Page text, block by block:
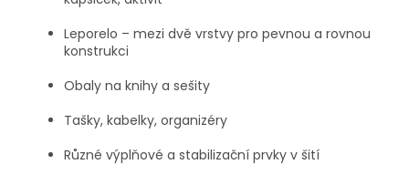
Leporelo – mezi dvě vrstvy pro pevnou a rovnou
konstrukci
Obaly na knihy a sešity
Tašky, kabelky, organizéry
Různé výplňové a stabilizační prvky v šití